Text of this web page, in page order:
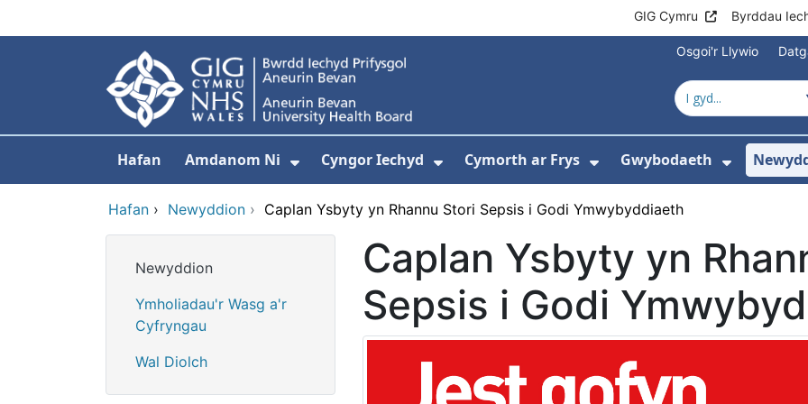
GIG Cymru Byrddau
Osgoi'r Llywio
Hafan Amdanom Ni
Dangos isddewislen ar gyfer Amdanom Ni
Cyngor Iechyd
Dangos isddewislen ar gyfer Cyngor
Cymorth ar Frys
Dangos isddewislen ar
Gwybodaeth
Dangos
Hafan › Newyddion › Caplan Ysbyty yn Rhannu Stori Sepsis i Godi Ymwybyddiaeth
Newyddion
Ymholiadau'r Wasg a'r
Cyfryngau
Wal Diolch
Caplan Ysbyty yn
Sepsis i Godi